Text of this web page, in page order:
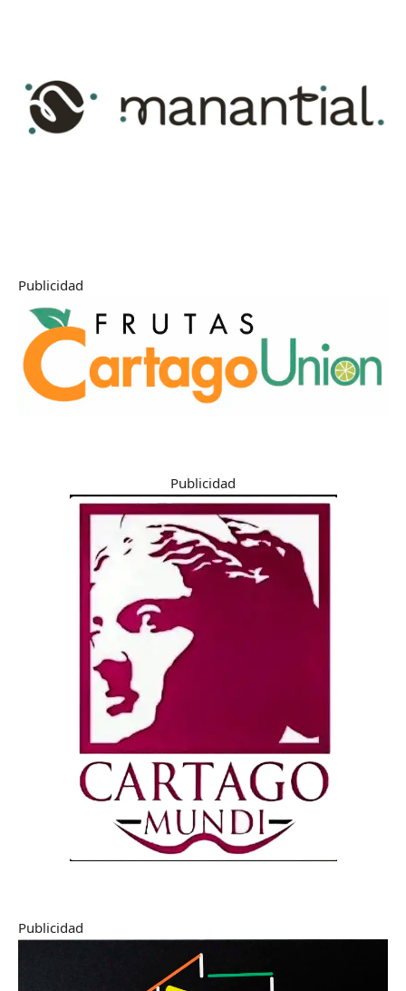
Publicidad
Publicidad
Publicidad